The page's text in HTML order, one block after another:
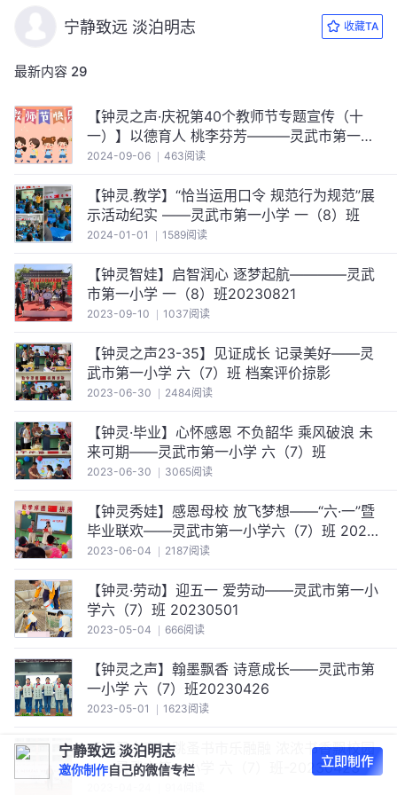
宁静致远 淡泊明志 收藏TA
最新内容 29
【钟灵之声·庆祝第40个教师节专题宣传（十
一）】以德育人 桃李芬芳———灵武市第一小
学“师德标兵”孙黛霞老师的先进事迹
2024-09-06 463阅读
【钟灵.教学】“恰当运用口令 规范行为规范”展
示活动纪实 ——灵武市第一小学 一（8）班
2024-01-01 1589阅读
【钟灵智娃】启智润心 逐梦起航————灵武
市第一小学 一（8）班20230821
2023-09-10 1037阅读
【钟灵之声23-35】见证成长 记录美好——灵
武市第一小学 六（7）班 档案评价掠影
2023-06-30 2484阅读
【钟灵·毕业】心怀感恩 不负韶华 乘风破浪 未
来可期——灵武市第一小学 六（7）班
2023-06-30 3065阅读
【钟灵秀娃】感恩母校 放飞梦想——“六·一”暨
毕业联欢——灵武市第一小学六（7）班 2023
0601
2023-06-04 2187阅读
【钟灵·劳动】迎五一 爱劳动——灵武市第一小
学六（7）班 20230501
2023-05-04 666阅读
【钟灵之声】翰墨飘香 诗意成长——灵武市第
一小学 六（7）班20230426
2023-05-01 1623阅读
【钟灵之声】跳蚤书市乐融融 浓浓书香飘校园
——灵武市第一小学 六（7）班-20230423
宁静致远 淡泊明志
邀你制作 自己的微信专栏